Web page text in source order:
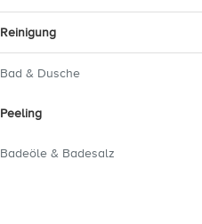
Reinigung
Bad & Dusche
Peeling
Badeöle & Badesalz